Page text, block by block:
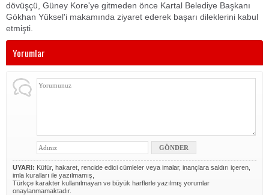
dövüşçü, Güney Kore'ye gitmeden önce Kartal Belediye Başkanı
Gökhan Yüksel'i makamında ziyaret ederek başarı dileklerini kabul
etmişti.
Yorumlar
UYARI: Küfür, hakaret, rencide edici cümleler veya imalar, inançlara saldırı içeren,
imla kuralları ile yazılmamış,
Türkçe karakter kullanılmayan ve büyük harflerle yazılmış yorumlar
onaylanmamaktadır.